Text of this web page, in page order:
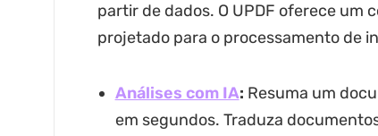
partir de dados. O UPDF oferece um
projetado para o processamento de
Análises com IA: Resuma um
em segundos. Traduza